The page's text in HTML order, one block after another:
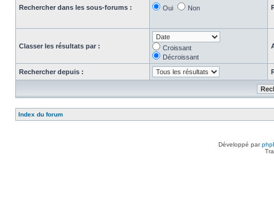
Rechercher dans les sous-forums : Oui Non
Classer les résultats par :
Croissant
Décroissant
Rechercher depuis :
Index du forum
Développé par